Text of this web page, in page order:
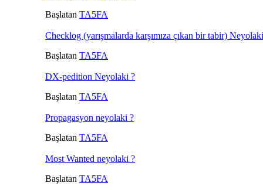
Başlatan TA5FA
Checklog (yarışmalarda karşımıza çıkan bir tabir)
Başlatan TA5FA
DX-pedition Neyolaki ?
Başlatan TA5FA
Propagasyon neyolaki ?
Başlatan TA5FA
Most Wanted neyolaki ?
Başlatan TA5FA